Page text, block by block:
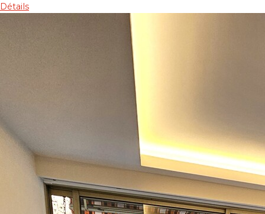
Détails